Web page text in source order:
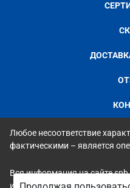
Любое несоответствие
фактическими – является
Вся информация на сайте
исключительно